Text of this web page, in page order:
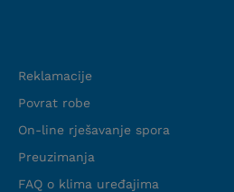
Reklamacije
Povrat robe
On-line rješavanje spora
Preuzimanja
FAQ o klima uređajima